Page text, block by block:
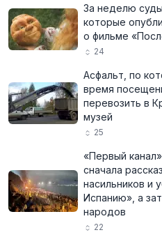
За неделю
которые
о фильме
24
Асфальт, по
время
перевозить в
музей
25
«Первый
сначала
насильников и
Испанию», а
народов
22